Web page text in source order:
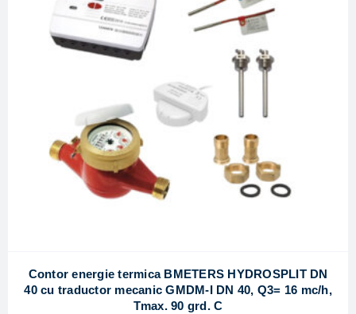
Contor energie termica BMETERS HYDROSPLIT DN
40 cu traductor mecanic GMDM-I DN 40, Q3= 16 mc/h,
Tmax. 90 grd. C